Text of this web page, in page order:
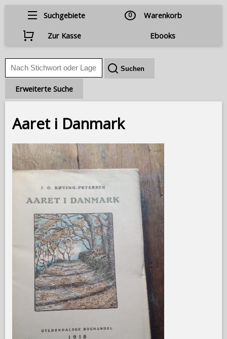
Suchgebiete 0
Warenkorb
Zur Kasse
Ebooks
Erweiterte Suche
Aaret i Danmark